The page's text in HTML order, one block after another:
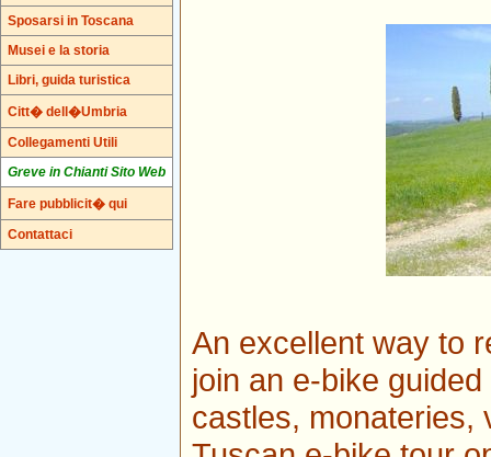
Sposarsi in Toscana
Musei e la storia
Libri, guida turistica
Citt� dell�Umbria
Collegamenti Utili
Greve in Chianti Sito Web
Fare pubblicit� qui
Contattaci
An excellent way to
join an e-bike
castles, monateries,